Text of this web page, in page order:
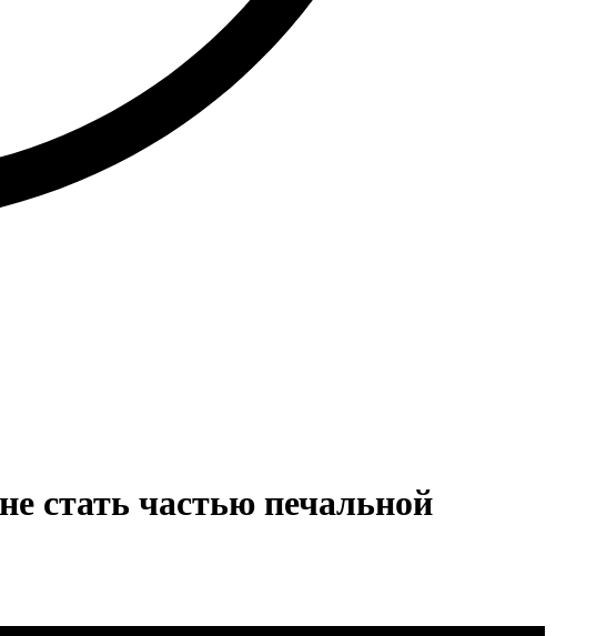
стать частью печальной